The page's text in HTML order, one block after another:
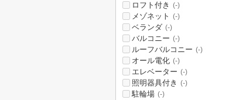
ロフト付き (-)
メゾネット (-)
ベランダ (-)
バルコニー (-)
ルーフバルコニー (-)
オール電化 (-)
エレベーター (-)
照明器具付き (-)
駐輪場 (-)